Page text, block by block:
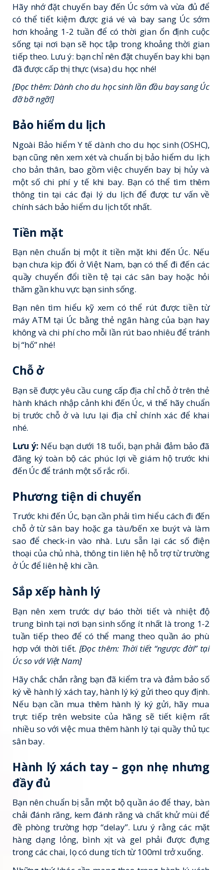
Hãy nhớ đặt chuyến bay đến Úc sớm và vừa đủ để
có thể tiết kiệm được giá vé và bay sang Úc sớm
hơn khoảng 1-2 tuần để có thời gian ổn định cuộc
sống tại nơi bạn sẽ học tập trong khoảng thời gian
tiếp theo. Lưu ý: bạn chỉ nên đặt chuyến bay khi bạn
đã được cấp thị thực (visa) du học nhé!
[Đọc thêm: Dành cho du học sinh lần đầu bay sang Úc
đỡ bỡ ngỡ!]
Bảo hiểm du lịch
Ngoài Bảo hiểm Y tế dành cho du học sinh (OSHC),
bạn cũng nên xem xét và chuẩn bị bảo hiểm du lịch
cho bản thân, bao gồm việc chuyến bay bị hủy và
một số chi phí y tế khi bay. Bạn có thể tìm thêm
thông tin tại các đại lý du lịch để được tư vấn về
chính sách bảo hiểm du lịch tốt nhất.
Tiền mặt
Bạn nên chuẩn bị một ít tiền mặt khi đến Úc. Nếu
bạn chưa kịp đổi ở Việt Nam, bạn có thể đi đến các
quầy chuyển đổi tiền tệ tại các sân bay hoặc hỏi
thăm gần khu vực bạn sinh sống.
Bạn nên tìm hiểu kỹ xem có thể rút được tiền từ
máy ATM tại Úc bằng thẻ ngân hàng của bạn hay
không và chi phí cho mỗi lần rút bao nhiêu để tránh
bị “hố” nhé!
Chỗ ở
Bạn sẽ được yêu cầu cung cấp địa chỉ chỗ ở trên thẻ
hành khách nhập cảnh khi đến Úc, vì thế hãy chuẩn
bị trước chỗ ở và lưu lại địa chỉ chính xác để khai
nhé.
Lưu ý: Nếu bạn dưới 18 tuổi, bạn phải đảm bảo đã
đăng ký toàn bộ các phúc lợi về giám hộ trước khi
đến Úc để tránh một số rắc rối.
Phương tiện di chuyển
Trước khi đến Úc, bạn cần phải tìm hiểu cách đi đến
chỗ ở từ sân bay hoặc ga tàu/bến xe buýt và làm
sao để check-in vào nhà. Lưu sẵn lại các số điện
thoại của chủ nhà, thông tin liên hệ hỗ trợ từ trường
ở Úc để liên hệ khi cần.
Sắp xếp hành lý
Bạn nên xem trước dự báo thời tiết và nhiệt độ
trung bình tại nơi bạn sinh sống ít nhất là trong 1-2
tuần tiếp theo để có thể mang theo quần áo phù
hợp với thời tiết. [Đọc thêm: Thời tiết “ngược đời” tại
Úc so với Việt Nam]
Hãy chắc chắn rằng bạn đã kiểm tra và đảm bảo số
ký về hành lý xách tay, hành lý ký gửi theo quy định.
Nếu bạn cần mua thêm hành lý ký gửi, hãy mua
trực tiếp trên website của hãng sẽ tiết kiệm rất
nhiều so với việc mua thêm hành lý tại quầy thủ tục
sân bay.
Hành lý xách tay – gọn nhẹ nhưng
đầy đủ
Bạn nên chuẩn bị sẵn một bộ quần áo để thay, bàn
chải đánh răng, kem đánh răng và chất khử mùi để
đề phòng trường hợp “delay”. Lưu ý rằng các mặt
hàng dạng lỏng, bình xịt và gel phải được đựng
trong các chai, lọ có dung tích từ 100ml trở xuống.